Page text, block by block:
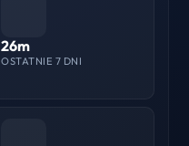
26m
OSTATNIE 7 DNI